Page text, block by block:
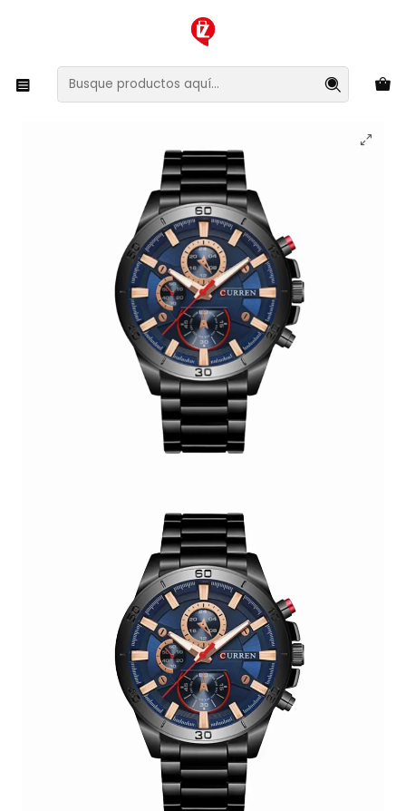
XMAS SALE ¡Compra antes de que la oferta termine!
Reloj Análogo Curren KREb560120 Hombre 8275